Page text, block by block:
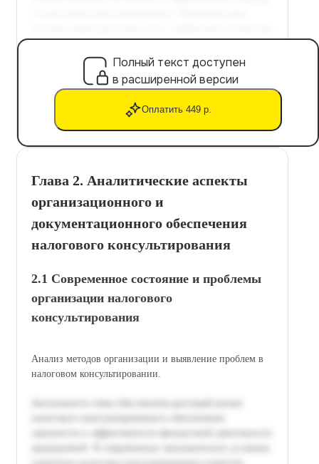
Полный текст доступен
в расширенной версии
Оплатить 449 р.
Глава 2. Аналитические аспекты
организационного и
документационного обеспечения
налогового консультирования
2.1 Современное состояние и проблемы
организации налогового
консультирования
Анализ методов организации и выявление проблем в
налоговом консультировании.